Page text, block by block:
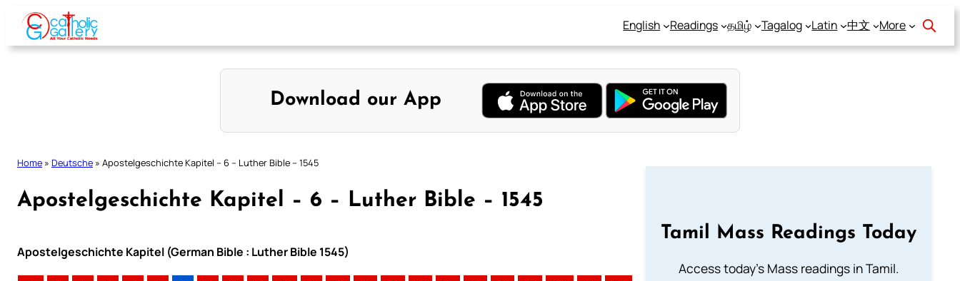
Skip
content
English Readings தமிழ் Tagalog Latin 中文 More
Download our App
Home » Deutsche » Apostelgeschichte Kapitel – 6 – Luther Bible – 1545
Apostelgeschichte Kapitel – 6 – Luther Bible – 1545
Apostelgeschichte Kapitel (German Bible : Luther Bible 1545)
Tamil Mass Readings Today
Access today's Mass readings in Tamil.